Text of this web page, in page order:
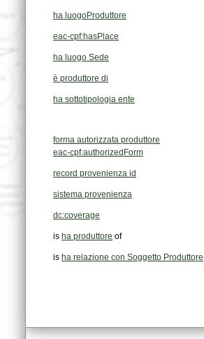
ha luogoProduttore
eac-cpf:hasPlace
ha luogo Sede
è produttore di
ha sottotipologia ente
forma autorizzata produttore
eac-cpf:authorizedForm
record provenienza id
sistema provenienza
dc:coverage
is ha produttore of
is ha relazione con Soggetto Produttore